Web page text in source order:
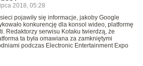
2018, 05:28
pojawiły się informacje, jakoby Google
konkurencję dla konsol wideo, platformę
Redaktorzy serwisu Kotaku twierdzą, że
ta była omawiana za zamkniętymi
podczas Electronic Entertainment Expo